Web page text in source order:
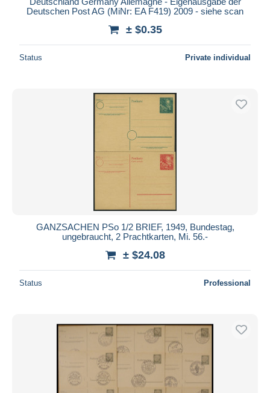
Deutschen Post AG (MiNr: EA F419) 2009 - siehe scan
± $0.35
Status Private individual
GANZSACHEN PSo 1/2 BRIEF, 1949, Bundestag,
ungebraucht, 2 Prachtkarten, Mi. 56.-
± $24.08
Status Professional